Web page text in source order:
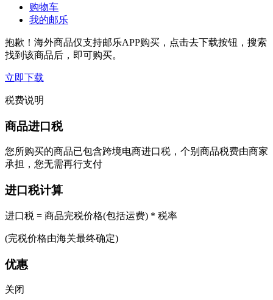
购物车
我的邮乐
抱歉！海外商品仅支持邮乐APP购买，点击去下载按钮，搜索
找到该商品后，即可购买。
立即下载
税费说明
商品进口税
您所购买的商品已包含跨境电商进口税，个别商品税费由商家
承担，您无需再行支付
进口税计算
进口税 = 商品完税价格(包括运费) * 税率
(完税价格由海关最终确定)
优惠
关闭